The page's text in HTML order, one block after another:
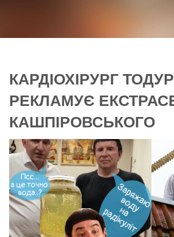
КАРДІОХІРУРГ
РЕКЛАМУЄ
КАШПІРОВСЬКОГО